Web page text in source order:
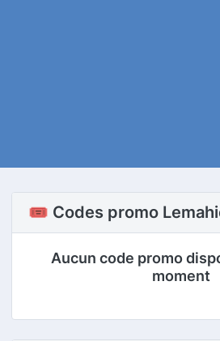
🎟️ Codes promo
Aucun code promo
moment